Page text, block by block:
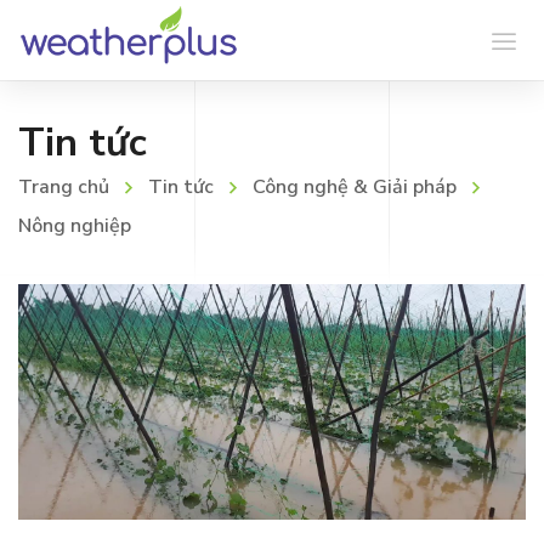
Tin tức
Trang chủ Tin tức
Công nghệ & Giải pháp
Nông nghiệp